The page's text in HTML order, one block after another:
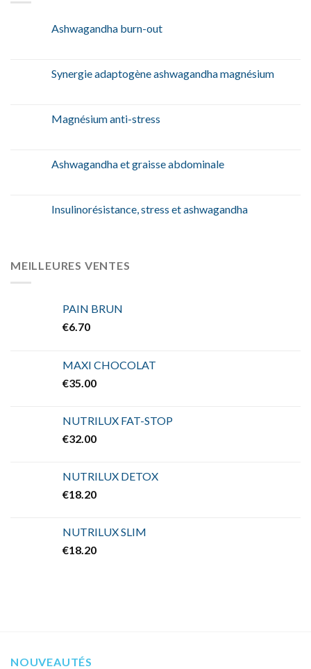
Ashwagandha burn-out
Synergie adaptogène ashwagandha magnésium
Magnésium anti-stress
Ashwagandha et graisse abdominale
Insulinorésistance, stress et ashwagandha
MEILLEURES VENTES
PAIN BRUN
€6.70
MAXI CHOCOLAT
€35.00
NUTRILUX FAT-STOP
€32.00
NUTRILUX DETOX
€18.20
NUTRILUX SLIM
€18.20
NOUVEAUTÉS